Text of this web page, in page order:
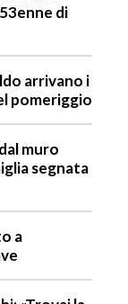
di
arrivano i
pomeriggio
muro
segnata
a